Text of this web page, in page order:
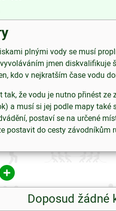
plnými vody se musí
jmen diskvalifikuje
kdo v nejkratším čase vodu
tak, že vodu je nutno přinést
a musí si jej podle mapy
postaví se na určené
postavit do cesty závodníkům
Doposud žádné